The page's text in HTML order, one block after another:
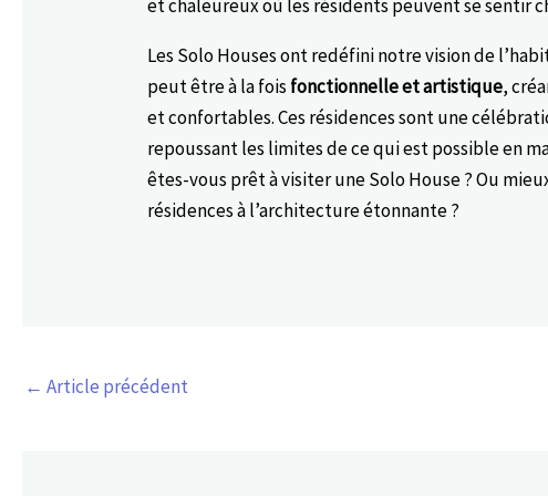
et chaleureux où les résidents peuvent se sentir
Les Solo Houses ont redéfini notre vision de
peut être à la fois fonctionnelle et artistique,
et confortables. Ces résidences sont une
repoussant les limites de ce qui est possible en
êtes-vous prêt à visiter une Solo House ? Ou
résidences à l’architecture étonnante ?
← Article précédent